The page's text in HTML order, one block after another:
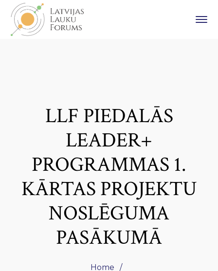
LLF PIEDALĀS
LEADER+
PROGRAMMAS 1.
KĀRTAS PROJEKTU
NOSLĒGUMA
PASĀKUMĀ
Home